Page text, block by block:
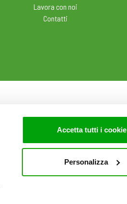
Accetta tutti i cookie
Personalizza
Lavora con noi
Contatti